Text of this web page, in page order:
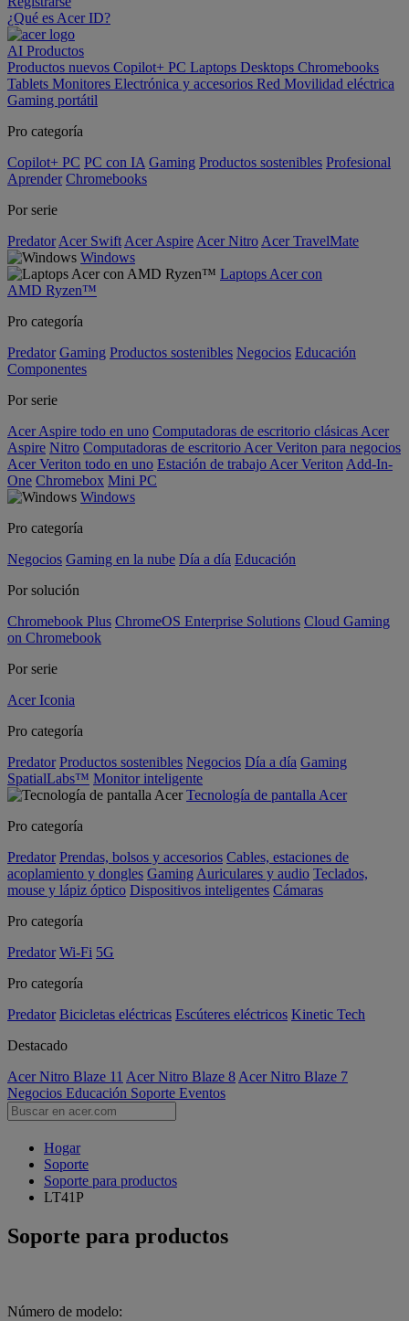
¿Qué es Acer ID?
AI Productos
Productos nuevos Copilot+ PC Laptops Desktops Chromebooks
Tablets Monitores Electrónica y accesorios Red Movilidad eléctrica
Gaming portátil
Pro categoría
Copilot+ PC PC con IA Gaming Productos sostenibles Profesional
Aprender Chromebooks
Por serie
Predator Acer Swift Acer Aspire Acer Nitro Acer TravelMate
Windows
Laptops Acer con
AMD Ryzen™
Pro categoría
Predator Gaming Productos sostenibles Negocios Educación
Componentes
Por serie
Acer Aspire todo en uno Computadoras de escritorio clásicas Acer
Aspire Nitro Computadoras de escritorio Acer Veriton para negocios
Acer Veriton todo en uno Estación de trabajo Acer Veriton Add-In-
One Chromebox Mini PC
Windows
Pro categoría
Negocios Gaming en la nube Día a día Educación
Por solución
Chromebook Plus ChromeOS Enterprise Solutions Cloud Gaming
on Chromebook
Por serie
Acer Iconia
Pro categoría
Predator Productos sostenibles Negocios Día a día Gaming
SpatialLabs™ Monitor inteligente
Tecnología de pantalla Acer
Pro categoría
Predator Prendas, bolsos y accesorios Cables, estaciones de
acoplamiento y dongles Gaming Auriculares y audio Teclados,
mouse y lápiz óptico Dispositivos inteligentes Cámaras
Pro categoría
Predator Wi-Fi 5G
Pro categoría
Predator Bicicletas eléctricas Escúteres eléctricos Kinetic Tech
Destacado
Acer Nitro Blaze 11 Acer Nitro Blaze 8 Acer Nitro Blaze 7
Negocios Educación Soporte Eventos
Hogar
Soporte
Soporte para productos
LT41P
Soporte para productos
Número de modelo: